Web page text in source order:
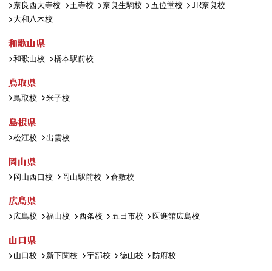
奈良西大寺校 王寺校 奈良生駒校 五位堂校
JR奈良校
大和八木校
和歌山県
和歌山校 橋本駅前校
鳥取県
鳥取校 米子校
島根県
松江校 出雲校
岡山県
岡山西口校 岡山駅前校 倉敷校
広島県
広島校 福山校 西条校 五日市校 医進館広島校
山口県
山口校 新下関校 宇部校 徳山校 防府校